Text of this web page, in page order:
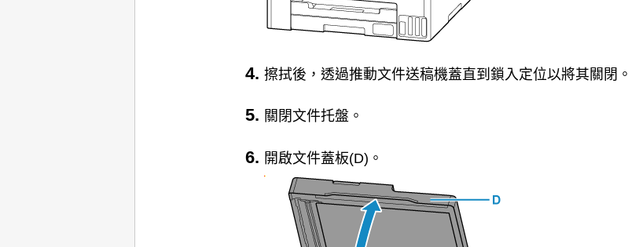
擦拭後，透過推動文件送稿機蓋直到鎖入定位以將其關閉。
關閉文件托盤 。
開啟文件蓋板(D)。